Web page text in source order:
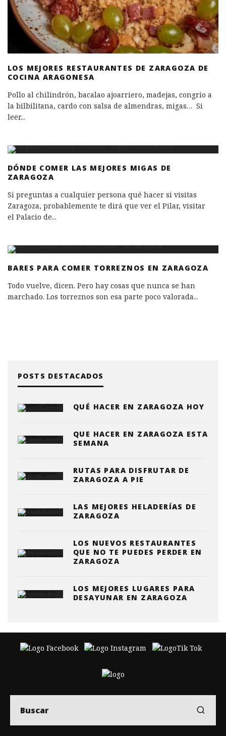
LOS MEJORES RESTAURANTES DE ZARAGOZA DE
COCINA ARAGONESA
Pollo al chilindrón, bacalao ajoarriero, madejas, congrio a
la bilbilitana, cardo con salsa de almendras, migas… Si
leer...
DÓNDE COMER LAS MEJORES MIGAS DE
ZARAGOZA
Si preguntas a cualquier persona qué hacer si visitas
Zaragoza, probablemente te dirá que ver el Pilar, visitar
el Palacio de...
BARES PARA COMER TORREZNOS EN ZARAGOZA
Todo vuelve, dicen. Pero hay cosas que nunca se han
marchado. Los torreznos son esa parte poco valorada...
POSTS DESTACADOS
QUÉ HACER EN ZARAGOZA HOY
QUE HACER EN ZARAGOZA ESTA
SEMANA
RUTAS PARA DISFRUTAR DE
ZARAGOZA A PIE
LAS MEJORES HELADERÍAS DE
ZARAGOZA
LOS NUEVOS RESTAURANTES
QUE NO TE PUEDES PERDER EN
ZARAGOZA
LOS MEJORES LUGARES PARA
DESAYUNAR EN ZARAGOZA